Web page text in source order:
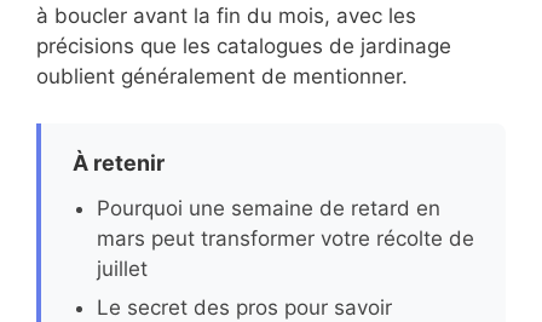
à boucler avant la fin du mois, avec les
précisions que les catalogues de jardinage
oublient généralement de mentionner.
À retenir
Pourquoi une semaine de retard en
mars peut transformer votre récolte de
juillet
Le secret des pros pour savoir